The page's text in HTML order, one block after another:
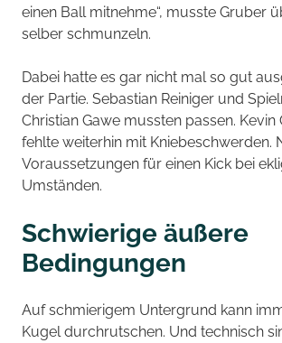
einen Ball mitnehme“, musste Gruber
selber schmunzeln.
Dabei hatte es gar nicht mal so gut
der Partie. Sebastian Reiniger und
Christian Gawe mussten passen. Kevin
fehlte weiterhin mit Kniebeschwerden.
Voraussetzungen für einen Kick bei
Umständen.
Schwierige äußere
Bedingungen
Auf schmierigem Untergrund kann
Kugel durchrutschen. Und technisch